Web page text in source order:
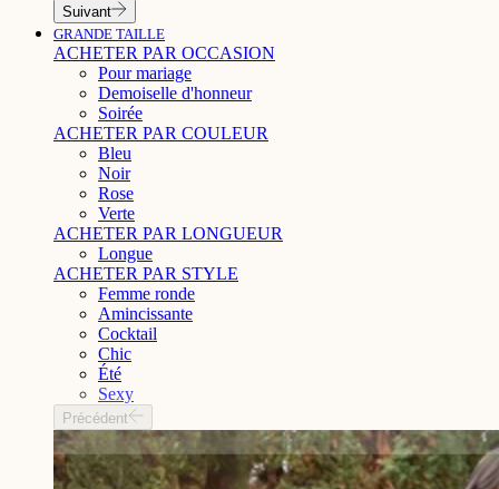
Suivant
GRANDE TAILLE
ACHETER PAR OCCASION
Pour mariage
Demoiselle d'honneur
Soirée
ACHETER PAR COULEUR
Bleu
Noir
Rose
Verte
ACHETER PAR LONGUEUR
Longue
ACHETER PAR STYLE
Femme ronde
Amincissante
Cocktail
Chic
Été
Sexy
Précédent